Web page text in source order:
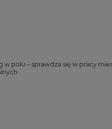
polu – sprawdza się w pracy